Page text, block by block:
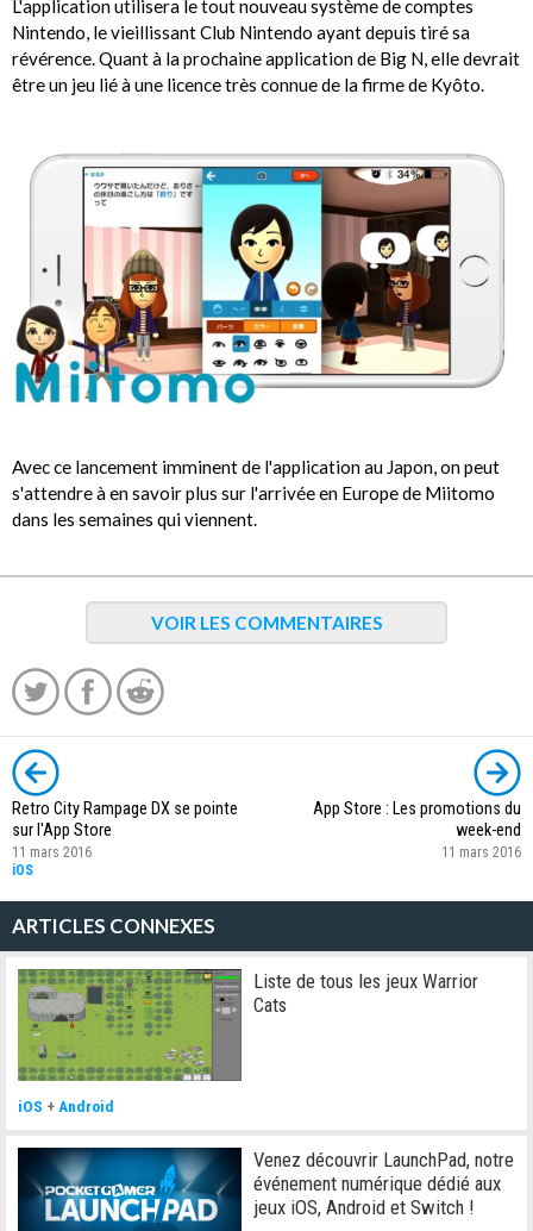
L'application utilisera le tout nouveau système de comptes
Nintendo, le vieillissant Club Nintendo ayant depuis tiré sa
révérence. Quant à la prochaine application de Big N, elle devrait
être un jeu lié à une licence très connue de la firme de Kyôto.
Avec ce lancement imminent de l'application au Japon, on peut
s'attendre à en savoir plus sur l'arrivée en Europe de Miitomo
dans les semaines qui viennent.
VOIR LES COMMENTAIRES
Retro City Rampage DX se pointe
sur l'App Store
11 mars 2016
iOS
App Store : Les promotions du
week-end
11 mars 2016
ARTICLES CONNEXES
Liste de tous les jeux Warrior
Cats
iOS + Android
Venez découvrir LaunchPad, notre
événement numérique dédié aux
jeux iOS, Android et Switch !